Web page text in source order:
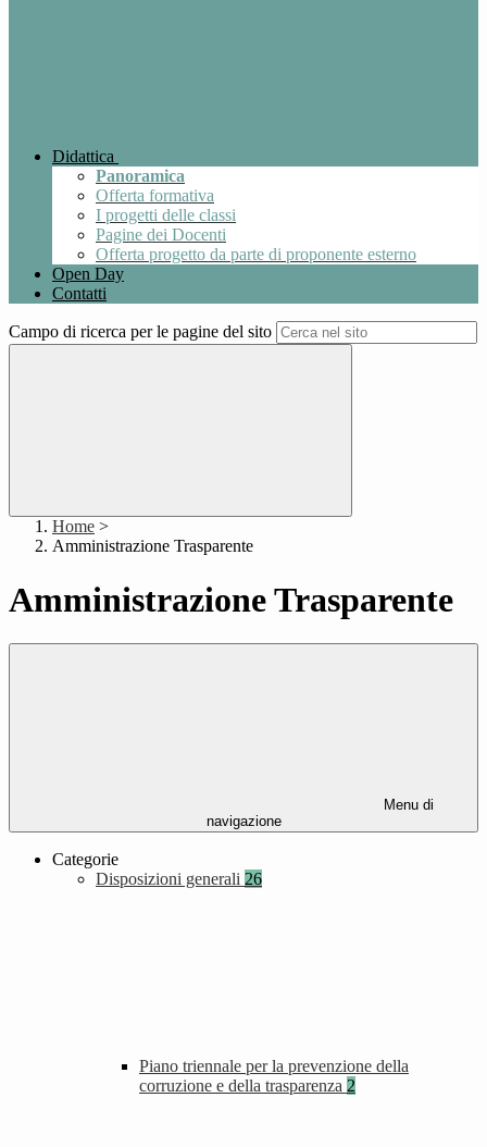
Didattica
Panoramica
Offerta formativa
I progetti delle classi
Pagine dei Docenti
Offerta progetto da parte di proponente esterno
Open Day
Contatti
Campo di ricerca per le pagine del sito
Home >
Amministrazione Trasparente
Amministrazione Trasparente
Menu di
navigazione
Categorie
Disposizioni generali 26
Piano triennale per la prevenzione della
corruzione e della trasparenza 2